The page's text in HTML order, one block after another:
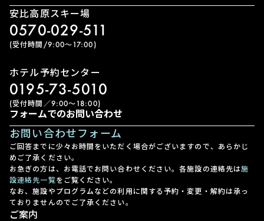
安比高原スキー場
0570-029-511
(受付時間/9:00〜17:00)
ホテル予約センター
0195-73-5010
(受付時間／9:00〜18:00)
フォームでのお問い合わせ
お問い合わせフォーム
ご回答までに少々お時間をいただく場合がございますので、あらかじ
めご了承ください。
お急ぎの方は、お電話でお問い合わせください。各施設の連絡先は施
設連絡先一覧をご覧ください。
なお、施設やプログラムなどの利用に関する予約・変更・解約は承っ
ておりませんのでご了承ください。
ご案内